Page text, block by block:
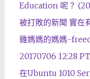
Education 呢？
被打敗的新聞 實在
雞媽媽的媽媽-
20170706 12:28
在Ubuntu 1010